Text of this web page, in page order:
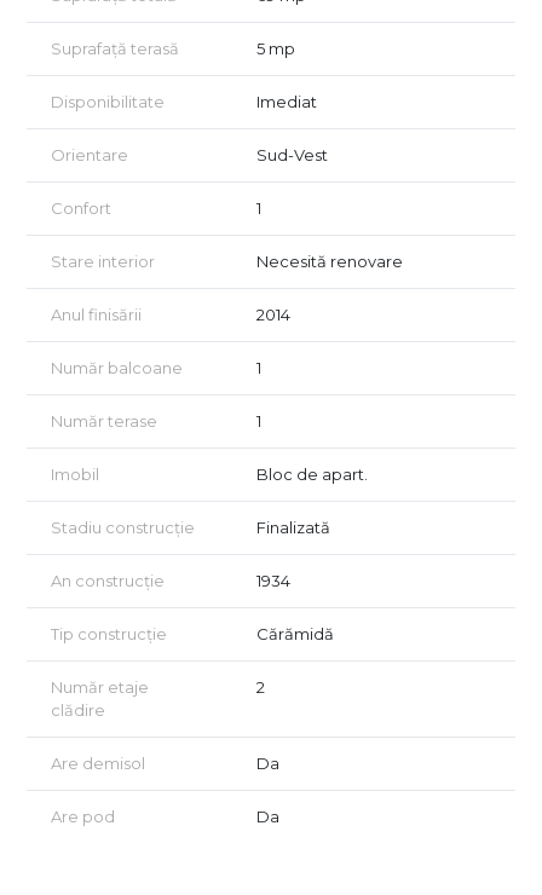
Suprafață terasă 5 mp
Disponibilitate Imediat
Orientare Sud-Vest
Confort 1
Stare interior Necesită renovare
Anul finisării 2014
Număr balcoane 1
Număr terase 1
Imobil Bloc de apart.
Stadiu construcție Finalizată
An construcție 1934
Tip construcție Cărămidă
Număr etaje
clădire
2
Are demisol Da
Are pod Da